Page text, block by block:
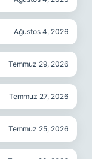
Ağustos 4, 2026
Temmuz 29, 2026
Temmuz 27, 2026
Temmuz 25, 2026